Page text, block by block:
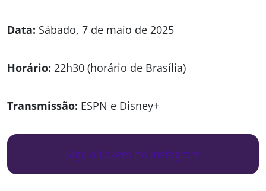
Data: Sábado, 7 de maio de 2025
Horário: 22h30 (horário de Brasília)
Transmissão: ESPN e Disney+
Siga o Lakers no Instagram